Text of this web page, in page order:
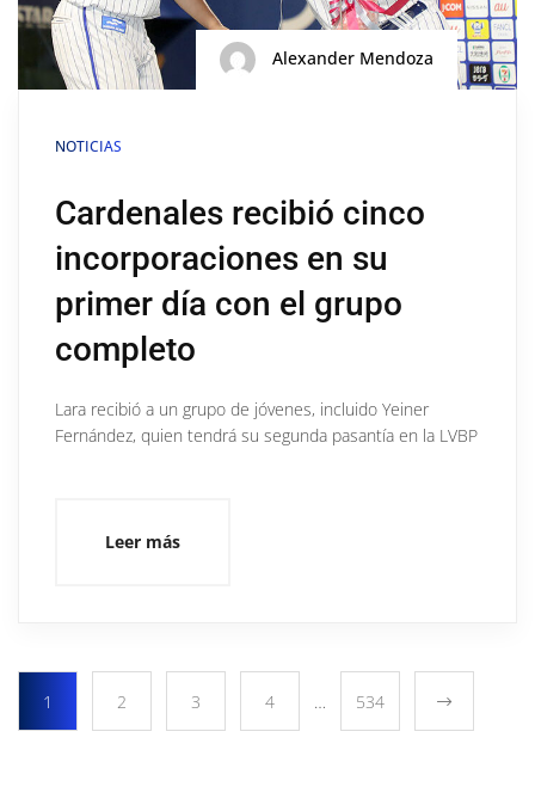
Alexander Mendoza
NOTICIAS
Cardenales recibió cinco
incorporaciones en su
primer día con el grupo
completo
Lara recibió a un grupo de jóvenes, incluido Yeiner
Fernández, quien tendrá su segunda pasantía en la LVBP
Leer más
1 2 3 4 … 534